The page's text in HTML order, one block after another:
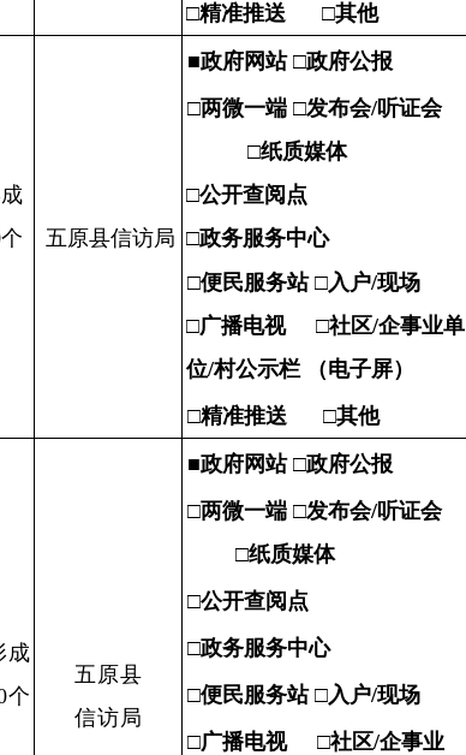
□精准推送 □其他
五原县信访局
■政府网站 □政府公报
□两微一端 □发布会/听证会
□纸质媒体
□公开查阅点
□政务服务中心
□便民服务站 □入户/现场
□广播电视 □社区/企事业单
位/村公示栏
（电子屏）
□精准推送 □其他
成
个
五原县
信访局
■政府网站 □政府公报
□两微一端 □发布会/听证会
□纸质媒体
□公开查阅点
□政务服务中心
□便民服务站 □入户/现场
□广播电视 □社区/企事业